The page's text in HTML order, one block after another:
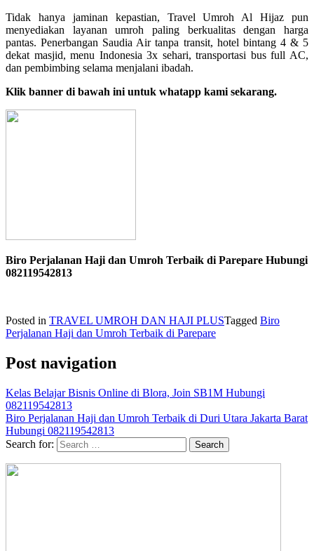
Tidak hanya jaminan kepastian, Travel Umroh Al Hijaz pun
menyediakan layanan umroh paling berkualitas dengan harga
pantas. Penerbangan Saudia Air tanpa transit, hotel bintang 4 & 5
dekat masjid, menu Indonesia 3x sehari, transportasi bus full AC,
dan pembimbing selama menjalani ibadah.
Klik banner di bawah ini untuk whatapp kami sekarang.
Biro Perjalanan Haji dan Umroh Terbaik di Parepare Hubungi
082119542813
Posted in TRAVEL UMROH DAN HAJI PLUSTagged Biro
Perjalanan Haji dan Umroh Terbaik di Parepare
Post navigation
Kelas Belajar Bisnis Online di Blora, Join SB1M Hubungi
082119542813
Biro Perjalanan Haji dan Umroh Terbaik di Duri Utara Jakarta Barat
Hubungi 082119542813
Search for: